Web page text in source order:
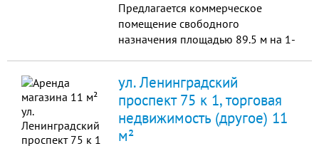
Предлагается коммерческое
помещение свободного
назначения площадью 89.5 м на 1-
сможете создать интерьер под свой
бренд. Отдельный вход с улицы
обеспечивает удобный доступ для
посетителей. Подключены
ул. Ленинградский
проспект 75 к 1, торговая
недвижимость (другое) 11
м²